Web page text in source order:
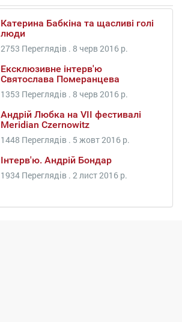
Катерина Бабкіна та щасливі голі
люди
2753 Переглядів . 8 черв 2016 р.
Ексклюзивне інтерв'ю
Святослава Померанцева
1353 Переглядів . 8 черв 2016 р.
Андрій Любка на VII фестивалі
Meridian Czernowitz
1448 Переглядів . 5 жовт 2016 р.
Інтерв'ю. Андрій Бондар
1934 Переглядів . 2 лист 2016 р.